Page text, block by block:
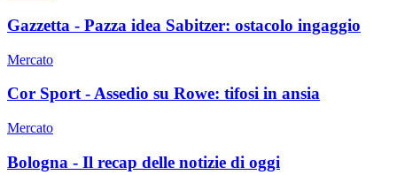
Gazzetta - Pazza idea Sabitzer: ostacolo ingaggio
Mercato
Cor Sport - Assedio su Rowe: tifosi in ansia
Mercato
Bologna - Il recap delle notizie di oggi